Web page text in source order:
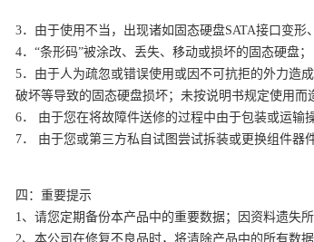
3．由于使用不当，出现诸如固态硬盘SATA接口变形
4．“条形码”被涂改、丢失、移动或损坏的固态硬盘；
5．由于人为疏忽或错误使用或因不可抗拒的外力造
破坏等导致的固态硬盘损坏；未按说明书规定使用而
6． 由于您在将故障件送修的过程中由于包装或运输
7． 由于您或第三方私自试图尝试拆装或更换组件器
四：重要提示
1、请您定期备份本产品中的重要数据；因资料遗失
2、本公司在修复不良品时，将清除产品中的所有数